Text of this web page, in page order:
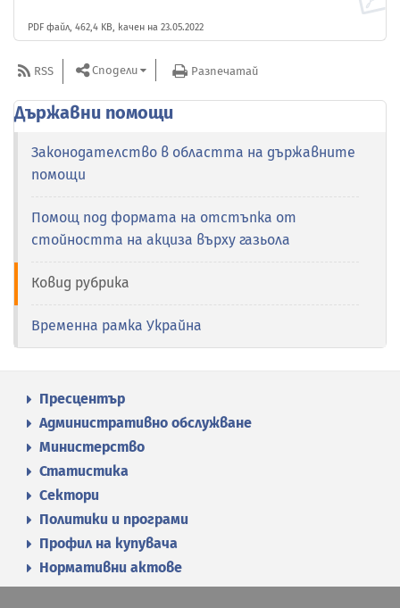
PDF файл, 462,4 KB, качен на 23.05.2022
RSS Сподели Разпечатай
Държавни помощи
Законодателство в областта на държавните
помощи
Помощ под формата на отстъпка от
стойността на акциза върху газьола
Ковид рубрика
Временна рамка Украйна
Пресцентър
Административно обслужване
Министерство
Статистика
Сектори
Политики и програми
Профил на купувача
Нормативни актове